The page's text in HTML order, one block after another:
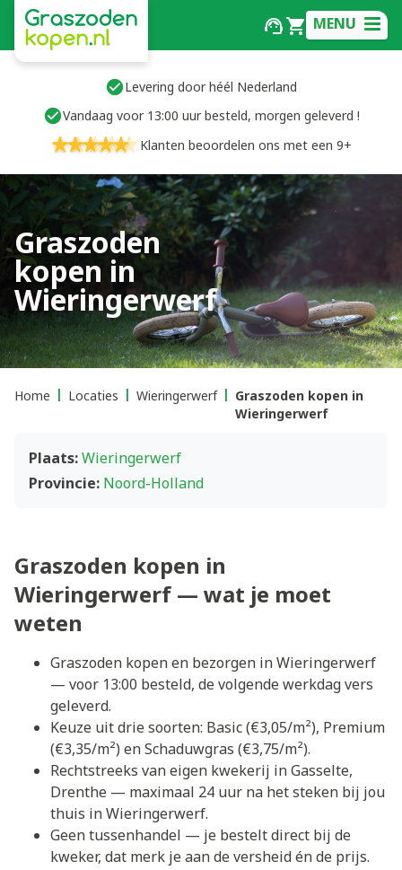
MENU
Levering door héél Nederland
Vandaag voor 13:00 uur besteld, morgen geleverd !
Klanten beoordelen ons met een 9+
Graszoden
kopen in
Wieringerwerf
Home Locaties Wieringerwerf
Graszoden kopen in
Wieringerwerf
Plaats:Wieringerwerf
Provincie: Noord-Holland
Graszoden kopen in
Wieringerwerf — wat je moet
weten
Graszoden kopen en bezorgen in Wieringerwerf
— voor 13:00 besteld, de volgende werkdag vers
geleverd.
Keuze uit drie soorten: Basic (€3,05/m²), Premium
(€3,35/m²) en Schaduwgras (€3,75/m²).
Rechtstreeks van eigen kwekerij in Gasselte,
Drenthe — maximaal 24 uur na het steken bij jou
thuis in Wieringerwerf.
Geen tussenhandel — je bestelt direct bij de
kweker, dat merk je aan de versheid én de prijs.